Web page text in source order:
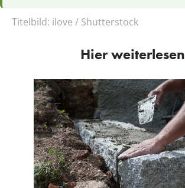
Titelbild: ilove / Shutterstock
Hier weiterlesen